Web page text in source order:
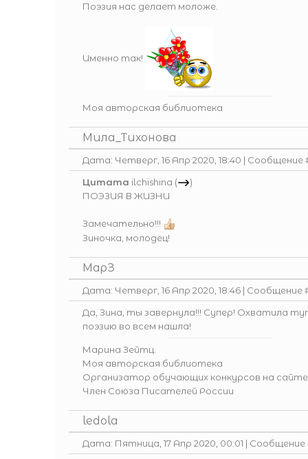
Поэзия нас делает моложе.
Именно так!
Моя авторская библиотека
Мила_Тихонова
Дата: Четверг, 16 Апр 2020, 18:40 | Сообщение
Цитата ilchishina (
)
ПОЭЗИЯ В ЖИЗНИ
Замечательно!!!
Зиночка, молодец!
МарЗ
Дата: Четверг, 16 Апр 2020, 18:46 | Сообщение
Да, Зина, ты завернула!!! Супер! Охватила
поэзию во всем нашла!
Марина Зейтц.
Моя авторская библиотека
Организатор обучающих конкурсов на
Член Союза Писателей России
ledola
Дата: Пятница, 17 Апр 2020, 00:01 |